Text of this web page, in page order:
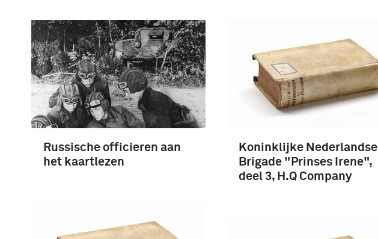
Russische officieren aan
het kaartlezen
Koninklijke Nederlandse
Brigade "Prinses Irene",
deel 3, H.Q Company